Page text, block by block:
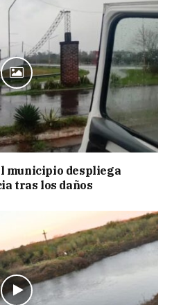
municipio despliega
tras los daños